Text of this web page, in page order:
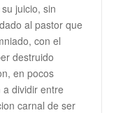
juicio, sin
al pastor que
con el
destruido
en pocos
dividir entre
carnal de ser